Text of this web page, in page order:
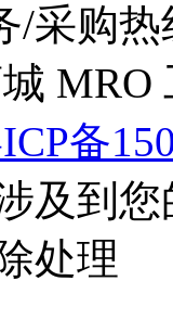
/采购热
MRO
备
及到
处理